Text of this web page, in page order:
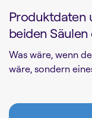
Produktdaten
beiden
Was wäre, wenn
wäre, sondern